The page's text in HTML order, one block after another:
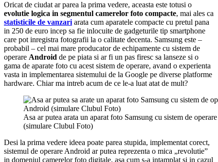
Oricat de ciudat ar parea la prima vedere, aceasta este totusi o
evolutie logica in segmentul camerelor foto compacte, mai ales ca
statisticile de vanzari arata cum aparatele compacte cu pretul pana
in 250 de euro incep sa fie inlocuite de gadgeturile tip smartphone
care pot inregistra fotografii la o calitate decenta. Samsung este –
probabil – cel mai mare producator de echipamente cu sistem de
operare Android de pe piata si ar fi un pas firesc sa lanseze si o
gama de aparate foto cu acest sistem de operare, avand o experienta
vasta in implementarea sistemului de la Google pe diverse platforme
hardware. Chiar ma intreb acum de ce le-a luat atat de mult?
Asa ar putea arata un aparat foto Samsung cu sistem de
(simulare Clubul Foto)
Desi la prima vedere ideea poate parea stupida, implementat corect,
sistemul de operare Android ar putea reprezenta o mica „revolutie”
in domeniul camerelor foto digitale, asa cum s-a intamplat si in cazul